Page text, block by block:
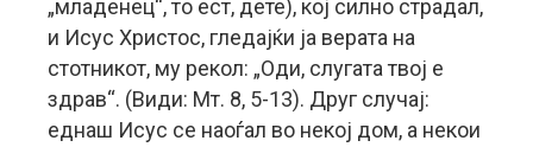
„младенец“, то ест, дете), кој силно страдал,
и Исус Христос, гледајќи ја верата на
стотникот, му рекол: „Оди, слугата твој е
здрав“. (Види: Мт. 8, 5-13). Друг случај:
еднаш Исус се наоѓал во некој дом, а некои